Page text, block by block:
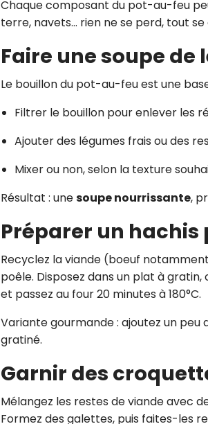
Chaque composant du pot-au-feu
terre, navets… rien ne se perd, tout se
Faire une soupe
Le bouillon du pot-au-feu est une
Filtrer le bouillon pour enlever les
Ajouter des légumes frais ou des
Mixer ou non, selon la texture
Résultat : unesoupe nourrissante,
Préparer un
Recyclez la viande (boeuf
poêle. Disposez dans un plat à
et passez au four 20 minutes à 180°C.
Variante gourmande : ajoutez un
gratiné.
Garnir des
Mélangez les restes de viande avec
Formez des galettes, puis faites-les